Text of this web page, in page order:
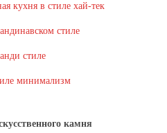
кухня в стиле хай-тек
стиле
стиле
минимализм
камня